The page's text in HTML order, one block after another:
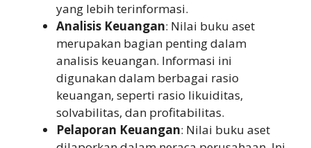
yang lebih terinformasi.
Analisis Keuangan: Nilai buku aset
merupakan bagian penting dalam
analisis keuangan. Informasi ini
digunakan dalam berbagai rasio
keuangan, seperti rasio likuiditas,
solvabilitas, dan profitabilitas.
Pelaporan Keuangan: Nilai buku aset